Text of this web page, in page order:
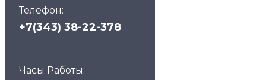
Телефон:
+7(343) 38-22-378
Часы Работы: